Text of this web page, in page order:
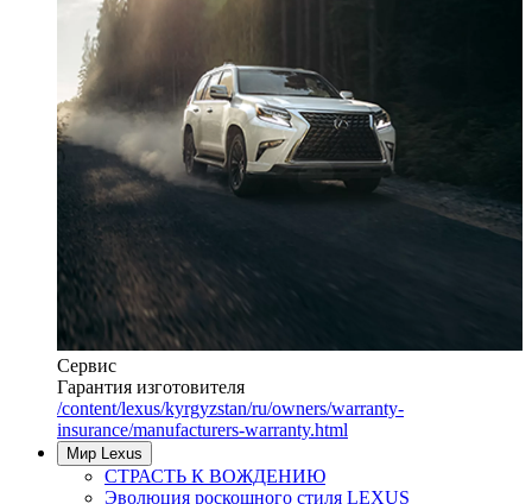
Сервис
Гарантия изготовителя
/content/lexus/kyrgyzstan/ru/owners/warranty-
insurance/manufacturers-warranty.html
Мир Lexus
СТРАСТЬ К ВОЖДЕНИЮ
Эволюция роскошного стиля LEXUS